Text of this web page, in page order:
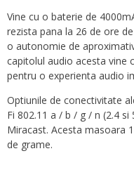
Vine cu o baterie de
rezista pana la 26 de ore
o autonomie de
capitolul audio acesta vine
pentru o experienta audio
Optiunile de conectivitate
Fi 802.11 a / b / g / n (2.4 si
Miracast. Acesta masoara
de grame.